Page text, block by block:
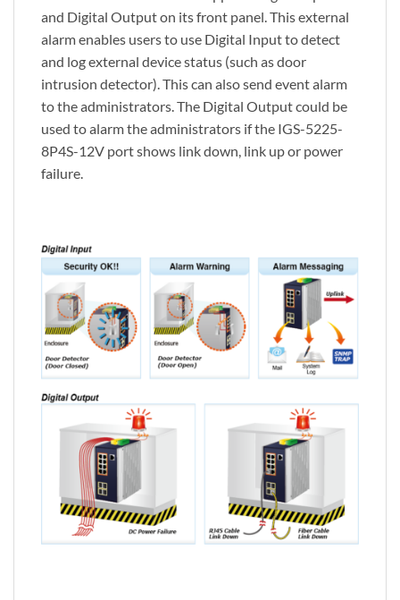
and Digital Output on its front panel. This external
alarm enables users to use Digital Input to detect
and log external device status (such as door
intrusion detector). This can also send event alarm
to the administrators. The Digital Output could be
used to alarm the administrators if the IGS-5225-
8P4S-12V port shows link down, link up or power
failure.